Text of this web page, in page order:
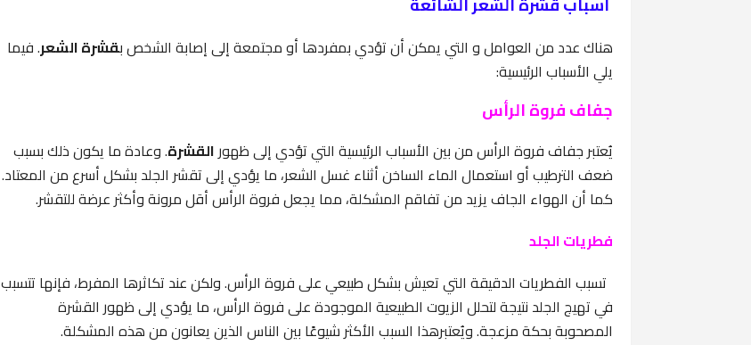
هناك عدد من العوامل و التي يمكن أن تؤدي بمفردها أو مجتمعة إلى إصابة الشخصبقشرة الشعر.فيما
يلي الأسباب الرئيسية:
جفاف فروة الرأس
يُعتبر جفاف فروة الرأس من بين الأسباب الرئيسية التي تؤدي إلى ظهور القشرة. وعادة ما يكون ذلك بسبب
ضعف الترطيب أو استعمال الماء الساخن أثناء غسل الشعر، ما يؤدي إلى تقشر الجلد بشكل أسرع من المعتاد.
كما أن الهواء الجاف يزيد من تفاقم المشكلة، مما يجعل فروة الرأس أقل مرونة وأكثر عرضة للتقشر.
فطريات الجلد
تسبب الفطريات الدقيقة التي تعيش بشكل طبيعي على فروة الرأس. ولكن عند تكاثرها المفرط، فإنها تتسبب
في تهيج الجلد نتيجة لتحلل الزيوت الطبيعية الموجودة على فروة الرأس، ما يؤدي إلى ظهور القشرة
المصحوبة بحكة مزعجة. ويُعتبرهذا السبب الأكثر شيوعًا بين الناس الذين يعانون من هذه المشكلة.